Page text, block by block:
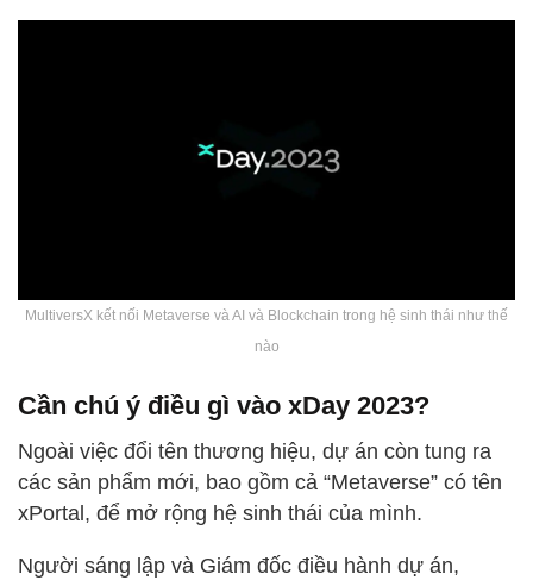
MultiversX kết nối Metaverse và AI và Blockchain trong hệ sinh thái như thế
nào
Cần chú ý điều gì vào xDay 2023?
Ngoài việc đổi tên thương hiệu, dự án còn tung ra
các sản phẩm mới, bao gồm cả “Metaverse” có tên
xPortal, để mở rộng hệ sinh thái của mình.
Người sáng lập và Giám đốc điều hành dự án,